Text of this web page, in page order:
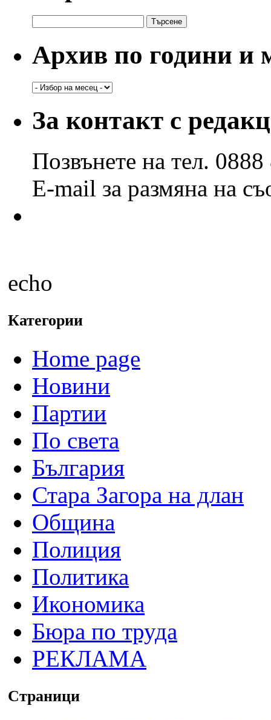
за:
Архив по години и
Архив
и
месеци
За контакт с
Позвънете на тел.
E-mail за размяна на
echo
Категории
Home page
Новини
Партии
По света
България
Стара Загора на длан
Община
Полиция
Политика
Икономика
Бюра по труда
РЕКЛАМА
Страници